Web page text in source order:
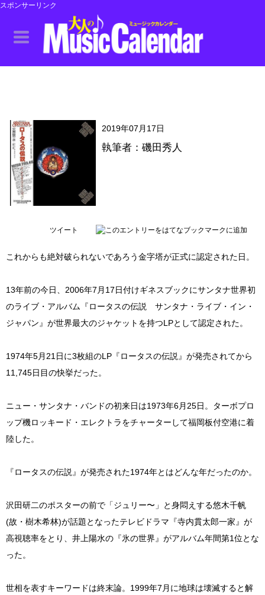
スポンサーリンク
2019年07月17日
執筆者：磯田秀人
ツイート
これからも絶対破られないであろう金字塔が正式に認定された日。
13年前の今日、2006年7月17日付けギネスブックにサンタナ世界初
のライブ・アルバム『ロータスの伝説 サンタナ・ライブ・イン・
ジャパン』が世界最大のジャケットを持つLPとして認定された。
1974年5月21日に3枚組のLP『ロータスの伝説』が発売されてから
11,745日目の快挙だった。
ニュー・サンタナ・バンドの初来日は1973年6月25日。ターボプロ
ップ機ロッキード・エレクトラをチャーターして福岡板付空港に着
陸した。
『ロータスの伝説』が発売された1974年とはどんな年だったのか。
沢田研二のポスターの前で「ジュリー〜」と身悶えする悠木千帆
(故・樹木希林)が話題となったテレビドラマ『寺内貫太郎一家』が
高視聴率をとり、井上陽水の『氷の世界』がアルバム年間第1位とな
った。
世相を表すキーワードは終末論。1999年7月に地球は壊滅すると解